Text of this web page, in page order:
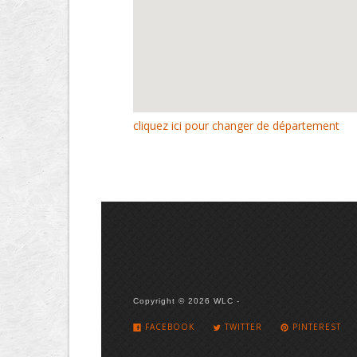
cliquez ici pour changer de département
Copyright © 2026 WLC -
FACEBOOK TWITTER PINTEREST